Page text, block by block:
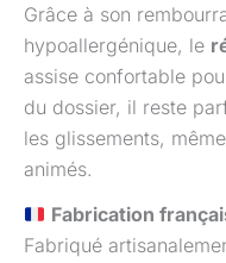
Grâce à son
hypoallergénique, le
assise confortable
du dossier, il reste
les glissements,
animés.
Fabrication
Fabriqué